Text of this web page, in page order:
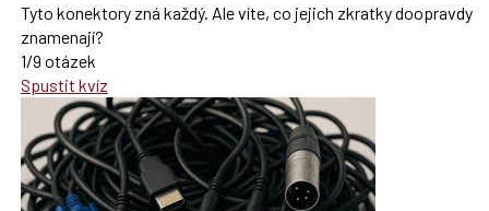
Tyto konektory zná každý. Ale víte, co jejich zkratky doopravdy
znamenají?
1/9 otázek
Spustit kvíz